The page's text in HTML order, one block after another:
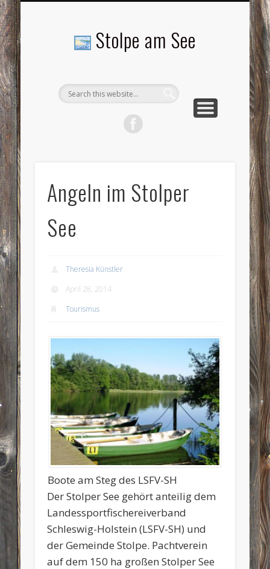
Stolpe am See
Angeln im Stolper
See
Theresia Künstler
April 28, 2014
Tourismus
Boote am Steg des LSFV-SH
Der Stolper See gehört anteilig dem
Landessportfischereiverband
Schleswig-Holstein (LSFV-SH) und
der Gemeinde Stolpe. Pachtverein
auf dem 150 ha großen Stolper See